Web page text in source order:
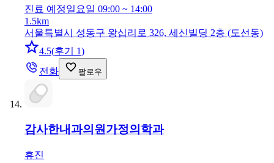
진료 예정일요일 09:00 ~ 14:00
1.5km
서울특별시 성동구 왕십리로 326, 세신빌딩 2층 (도선동)
4.5(후기 1)
전화
팔로우
감사한내과의원 가정의학과
휴진